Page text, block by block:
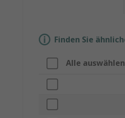
Finden Sie
Alle auswählen